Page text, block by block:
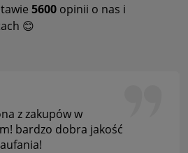
5600 opinii o nas i
😊
z zakupów w
bardzo dobra jakość